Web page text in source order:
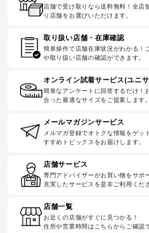
店舗で受け取りなら送料無料！全店
り店舗をお選びいただけます。
取り扱い店舗・在庫確認
簡単操作で店舗在庫状況がわかる！
や取り扱い店舗の確認ができます。
オンライン試着サービス(ユニ
簡単なアンケートに回答するだけ！
合った最適なサイズをご提案します。
メールマガジンサービス
メルマガ登録でオトクな情報をゲッ
すすめトピックスをお届けします。
店舗サービス
専門アドバイザーがお買い物をサポ
充実したサービスを是非ご利用くだ
店舗一覧
お近くの店舗がすぐに見つかる！
住所や営業時間はこちらからご確認